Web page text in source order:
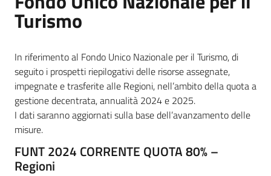
Turismo
In riferimento al Fondo Unico Nazionale per il Turismo, di
seguito i prospetti riepilogativi delle risorse assegnate,
impegnate e trasferite alle Regioni, nell’ambito della quota a
gestione decentrata, annualità 2024 e 2025.
I dati saranno aggiornati sulla base dell’avanzamento delle
misure.
FUNT 2024 CORRENTE QUOTA 80% –
Regioni